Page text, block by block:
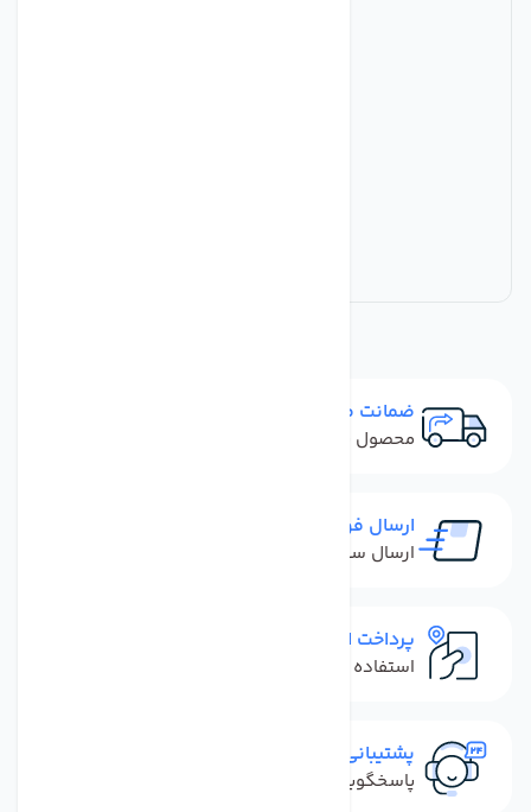
ضمانت مرجوعی
محصول نباید آسیب دیده باشد
ارسال فوری
ارسال سفارش در کمترین زمان ممکن
پرداخت امن
استفاده از روش‌های پرداخت امن
پشتیبانی سریع
پاسخگویی سریع به تماس‌ها و پیام‌ها